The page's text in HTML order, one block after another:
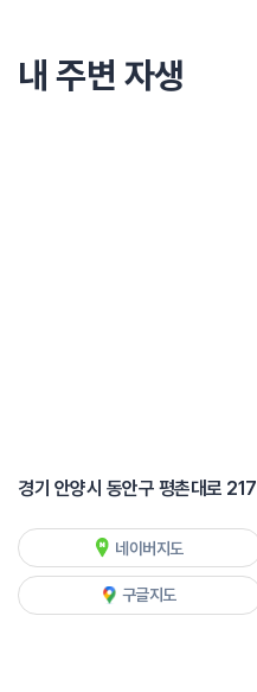
내 주변 자생
경기 안양시 동안구 평촌대로 217
네이버지도
구글지도